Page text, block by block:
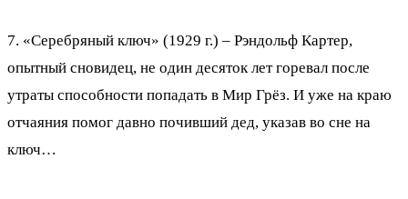
7. «Серебряный ключ» (1929 г.) – Рэндольф Картер,
опытный сновидец, не один десяток лет горевал после
утраты способности попадать в Мир Грёз. И уже на краю
отчаяния помог давно почивший дед, указав во сне на
ключ…